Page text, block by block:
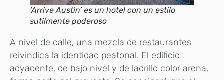
‘Arrive Austin’ es un hotel con un estilo
sutilmente poderoso
A nivel de calle, una mezcla de restaurantes
reivindica la identidad peatonal. El edificio
adyacente, de bajo nivel y de ladrillo color arena,